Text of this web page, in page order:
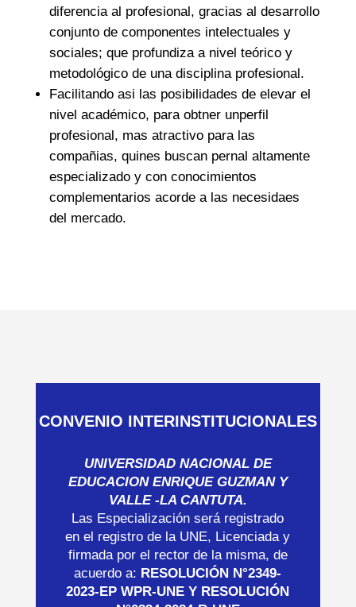
diferencia al profesional, gracias al desarrollo
conjunto de componentes intelectuales y
sociales; que profundiza a nivel teórico y
metodológico de una disciplina profesional.
Facilitando asi las posibilidades de elevar el
nivel académico, para obtner unperfil
profesional, mas atractivo para las
compañias, quines buscan pernal altamente
especializado y con conocimientos
complementarios acorde a las necesidaes
del mercado.
CONVENIO INTERINSTITUCIONALES
UNIVERSIDAD NACIONAL DE
EDUCACION ENRIQUE GUZMAN Y
VALLE -LA CANTUTA.
Las Especialización será registrado
en el registro de la UNE, Licenciada y
firmada por el rector de la misma, de
acuerdo a: RESOLUCIÓN N°2349-
2023-EP WPR-UNE Y RESOLUCIÓN